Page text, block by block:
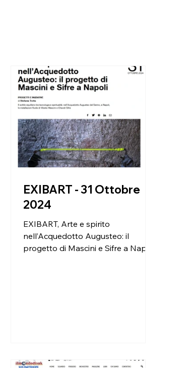
EXIBART - 31 Ottobre
2024
EXIBART, Arte e spirito
nell’Acquedotto Augusteo: il
progetto di Mascini e Sifre a Napoli